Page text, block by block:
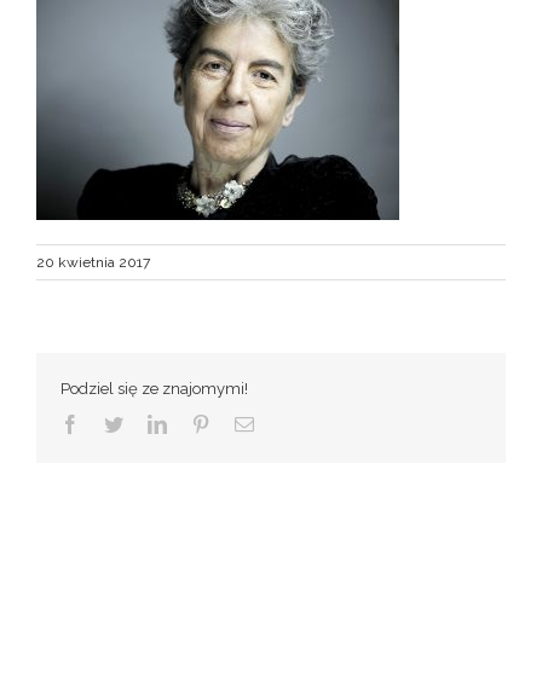
20 kwietnia 2017
Podziel się ze znajomymi!
Facebook
TwitterLinkedInPinterestEmail